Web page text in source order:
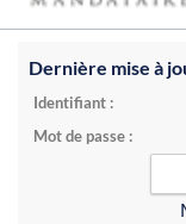
Dernière mise à
Identifiant :
Mot de passe :